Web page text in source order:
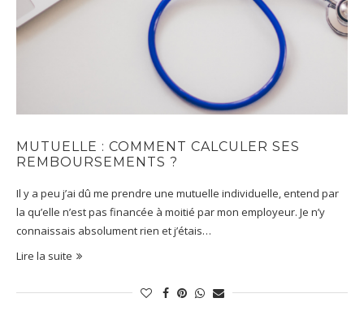
MUTUELLE : COMMENT CALCULER SES
REMBOURSEMENTS ?
Il y a peu j’ai dû me prendre une mutuelle individuelle, entend par
la qu’elle n’est pas financée à moitié par mon employeur. Je n’y
connaissais absolument rien et j’étais…
Lire la suite